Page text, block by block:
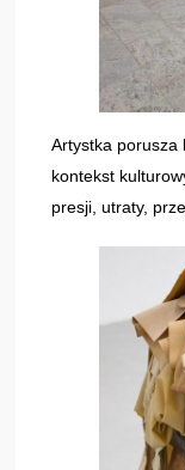
Artystka porusza
kontekst
presji, utraty,